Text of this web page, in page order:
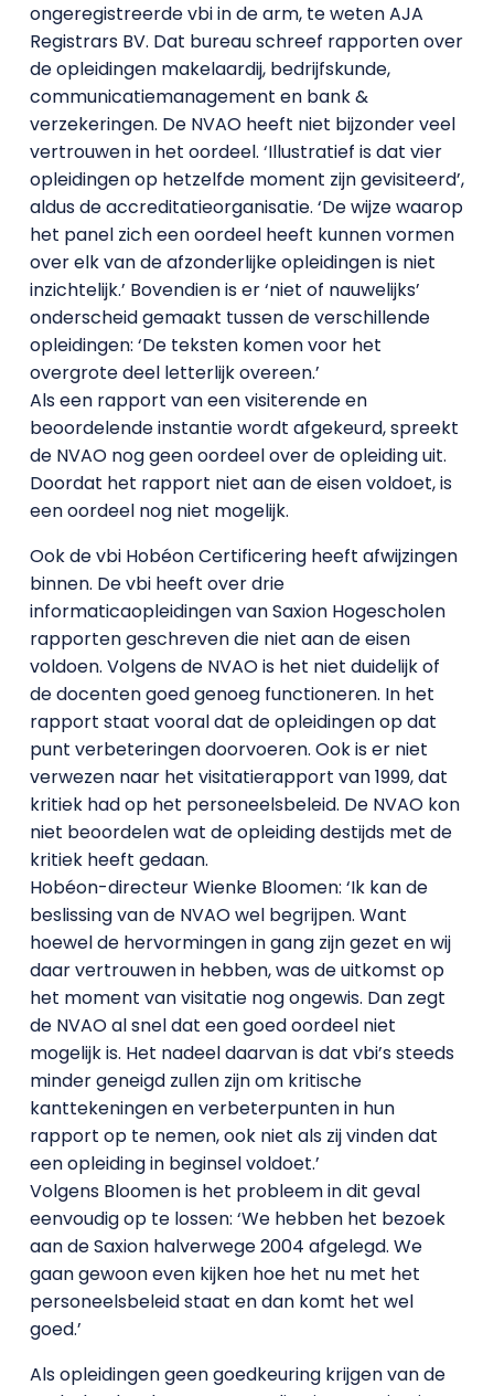
ongeregistreerde vbi in de arm, te weten AJA
Registrars BV. Dat bureau schreef rapporten over
de opleidingen makelaardij, bedrijfskunde,
communicatiemanagement en bank &
verzekeringen. De NVAO heeft niet bijzonder veel
vertrouwen in het oordeel. ‘Illustratief is dat vier
opleidingen op hetzelfde moment zijn gevisiteerd’,
aldus de accreditatieorganisatie. ‘De wijze waarop
het panel zich een oordeel heeft kunnen vormen
over elk van de afzonderlijke opleidingen is niet
inzichtelijk.’ Bovendien is er ‘niet of nauwelijks’
onderscheid gemaakt tussen de verschillende
opleidingen: ‘De teksten komen voor het
overgrote deel letterlijk overeen.’
Als een rapport van een visiterende en
beoordelende instantie wordt afgekeurd, spreekt
de NVAO nog geen oordeel over de opleiding uit.
Doordat het rapport niet aan de eisen voldoet, is
een oordeel nog niet mogelijk.
Ook de vbi Hobéon Certificering heeft afwijzingen
binnen. De vbi heeft over drie
informaticaopleidingen van Saxion Hogescholen
rapporten geschreven die niet aan de eisen
voldoen. Volgens de NVAO is het niet duidelijk of
de docenten goed genoeg functioneren. In het
rapport staat vooral dat de opleidingen op dat
punt verbeteringen doorvoeren. Ook is er niet
verwezen naar het visitatierapport van 1999, dat
kritiek had op het personeelsbeleid. De NVAO kon
niet beoordelen wat de opleiding destijds met de
kritiek heeft gedaan.
Hobéon-directeur Wienke Bloomen: ‘Ik kan de
beslissing van de NVAO wel begrijpen. Want
hoewel de hervormingen in gang zijn gezet en wij
daar vertrouwen in hebben, was de uitkomst op
het moment van visitatie nog ongewis. Dan zegt
de NVAO al snel dat een goed oordeel niet
mogelijk is. Het nadeel daarvan is dat vbi’s steeds
minder geneigd zullen zijn om kritische
kanttekeningen en verbeterpunten in hun
rapport op te nemen, ook niet als zij vinden dat
een opleiding in beginsel voldoet.’
Volgens Bloomen is het probleem in dit geval
eenvoudig op te lossen: ‘We hebben het bezoek
aan de Saxion halverwege 2004 afgelegd. We
gaan gewoon even kijken hoe het nu met het
personeelsbeleid staat en dan komt het wel
goed.’
Als opleidingen geen goedkeuring krijgen van de